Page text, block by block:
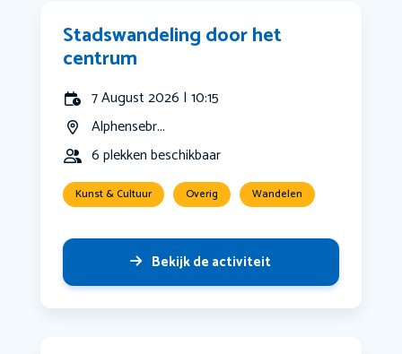
Stadswandeling door het
centrum
7 August 2026 | 10:15
Alphensebr...
6 plekken beschikbaar
Kunst & Cultuur Overig Wandelen
Bekijk de activiteit